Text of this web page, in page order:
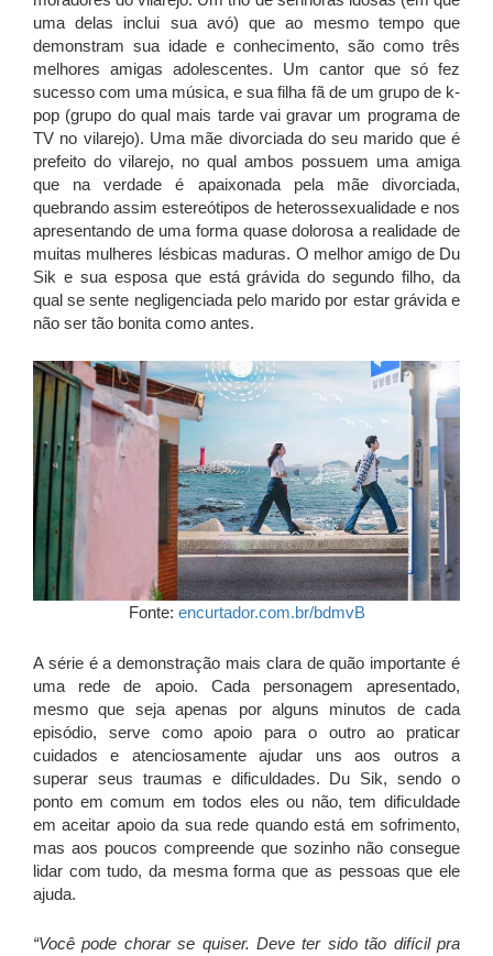
uma delas inclui sua avó) que ao mesmo tempo que
demonstram sua idade e conhecimento, são como três
melhores amigas adolescentes. Um cantor que só fez
sucesso com uma música, e sua filha fã de um grupo de k-
pop (grupo do qual mais tarde vai gravar um programa de
TV no vilarejo). Uma mãe divorciada do seu marido que é
prefeito do vilarejo, no qual ambos possuem uma amiga
que na verdade é apaixonada pela mãe divorciada,
quebrando assim estereótipos de heterossexualidade e nos
apresentando de uma forma quase dolorosa a realidade de
muitas mulheres lésbicas maduras. O melhor amigo de Du
Sik e sua esposa que está grávida do segundo filho, da
qual se sente negligenciada pelo marido por estar grávida e
não ser tão bonita como antes.
Fonte: encurtador.com.br/bdmvB
A série é a demonstração mais clara de quão importante é
uma rede de apoio. Cada personagem apresentado,
mesmo que seja apenas por alguns minutos de cada
episódio, serve como apoio para o outro ao praticar
cuidados e atenciosamente ajudar uns aos outros a
superar seus traumas e dificuldades. Du Sik, sendo o
ponto em comum em todos eles ou não, tem dificuldade
em aceitar apoio da sua rede quando está em sofrimento,
mas aos poucos compreende que sozinho não consegue
lidar com tudo, da mesma forma que as pessoas que ele
ajuda.
“Você pode chorar se quiser. Deve ter sido tão difícil pra